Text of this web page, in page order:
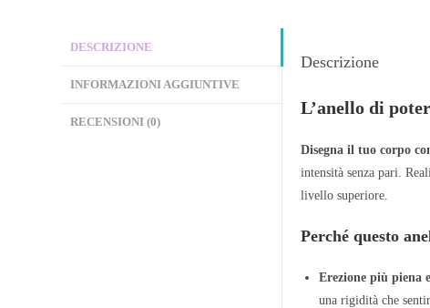
DESCRIZIONE
INFORMAZIONI AGGIUNTIVE
RECENSIONI (0)
Descrizione
L’anello di
Disegna il tuo corpo
intensità senza pari.
livello superiore.
Perché questo
Erezione più piena
una rigidità che